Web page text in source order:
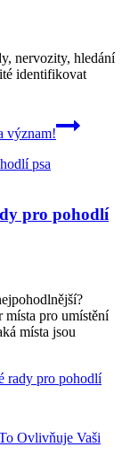
nervozity, hledání
identifikovat
význam!
pro pohodlí
místa pro umístění
místa jsou
rady pro pohodlí